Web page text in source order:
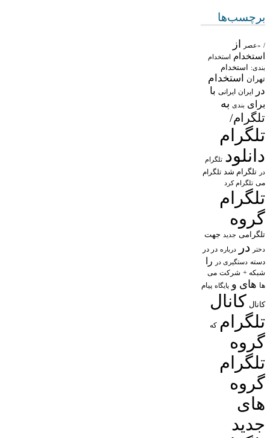
برچسب‌ها
/ «عصر از
استخدام استخدام
بندی: استخدام
تهران
استخدام
در
ایران ایرانی با
برای بندی به
تلگرام/
تلگرام
دانلود تلگرام
در تلگرام شد تلگرام
می تلگرام کرد
تلگرام
گروه
تلگرامی جدید جهت
دختر در درباره در در
دسته دستگیری در را
شبکه + شرکت می
ها های و پایگاه پیام
کانال کانال
تلگرام که
گروه
تلگرام
گروه
های
جدید